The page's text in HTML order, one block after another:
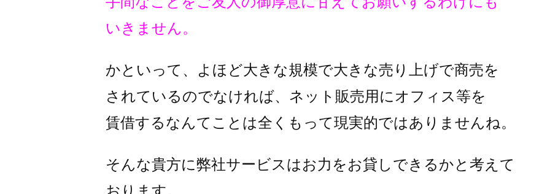
いきません。
かといって、よほど大きな規模で大きな売り上げで商売を
されているのでなければ、ネット販売用にオフィス等を
賃借するなんてことは全くもって現実的ではありませんね。
そんな貴方に弊社サービスはお力をお貸しできるかと考えて
おります。